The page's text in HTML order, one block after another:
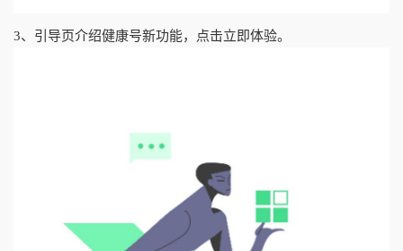
3、引导页介绍健康号新功能，点击立即体验。